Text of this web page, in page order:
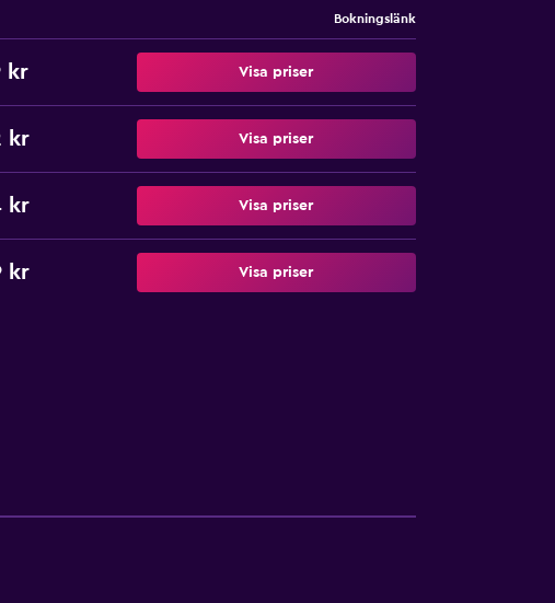
Bokningslänk
kr Visa priser
kr Visa priser
kr Visa priser
kr Visa priser